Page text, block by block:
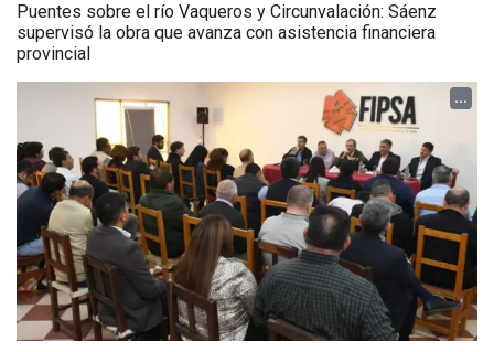
Puentes sobre el río Vaqueros y Circunvalación: Sáenz
supervisó la obra que avanza con asistencia financiera
provincial
...